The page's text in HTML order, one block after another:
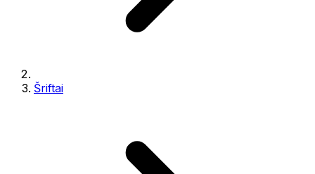
Šriftai